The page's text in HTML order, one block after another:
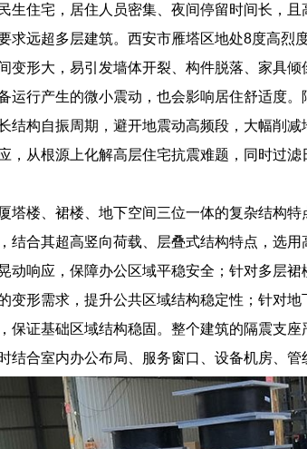
生住宅，居住人员密集、夜间停留时间长，
求远超多层建筑。西安市雁塔区地处8度高烈
变形大，易引发墙体开裂、构件脱落、家具
运行产生的微小震动，也会影响居住舒适度
结构自振周期，避开地震动高频段，大幅削
，从根源上化解高层住宅抗震难题，同时过
塔楼、裙楼、地下空间三位一体的复杂结构
结合其超高竖向荷载、层叠式结构特点，选
动响应，保障办公区域平稳安全；针对多层
变形需求，提升公共区域结构稳定性；针对
保证基础区域结构稳固。整个建筑的隔震支
结合室内办公布局、服务窗口、设备机房、管